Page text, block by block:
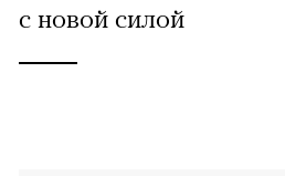
с новой силой